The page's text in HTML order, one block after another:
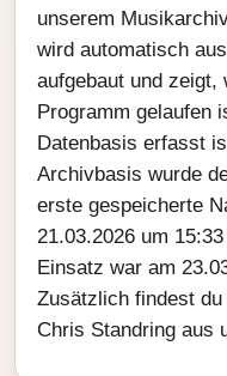
unserem
wird automatisch
aufgebaut und zeigt,
Programm gelaufen
Datenbasis erfasst
Archivbasis wurde
erste gespeicherte
21.03.2026 um
Einsatz war am
Zusätzlich findest
Chris Standring aus